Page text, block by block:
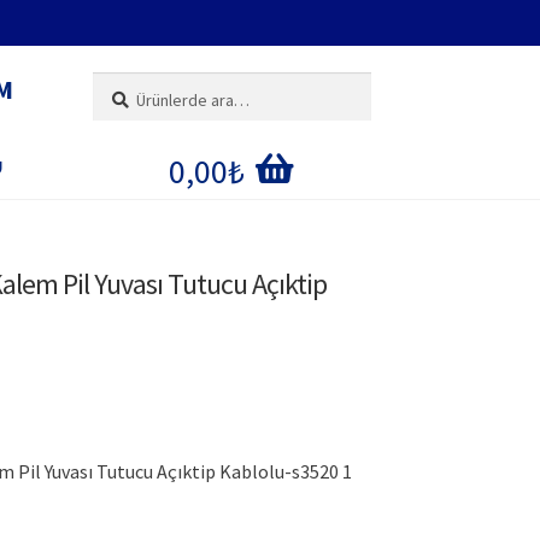
0,00₺
Pil Yuvası Tutucu Açıktip
Pil Yuvası Tutucu Açıktip Kablolu-s3520 1